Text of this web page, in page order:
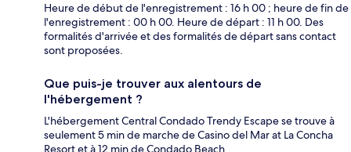
Heure de début de l'enregistrement : 16 h 00 ; heure de fin de
l'enregistrement : 00 h 00. Heure de départ : 11 h 00. Des
formalités d'arrivée et des formalités de départ sans contact
sont proposées.
Que puis-je trouver aux alentours de
l'hébergement ?
L'hébergement Central Condado Trendy Escape se trouve à
seulement 5 min de marche de Casino del Mar at La Concha
Resort et à 12 min de Condado Beach.